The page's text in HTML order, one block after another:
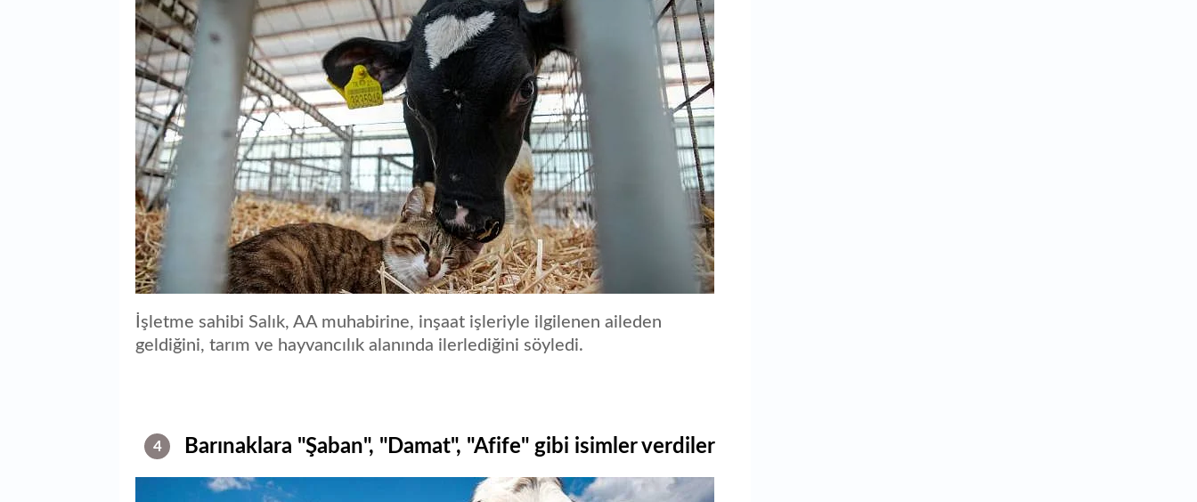
İşletme sahibi Salık, AA muhabirine, inşaat işleriyle ilgilenen aileden
geldiğini, tarım ve hayvancılık alanında ilerlediğini söyledi.
4 Barınaklara "Şaban", "Damat", "Afife" gibi isimler verdiler